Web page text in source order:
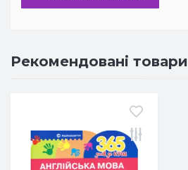
Рекомендовані товари